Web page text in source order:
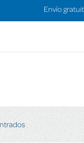
Envío